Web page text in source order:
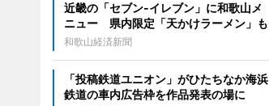
近畿の「セブン-イレブン」に和歌山メ
ニュー 県内限定「天かけラーメン」も
和歌山経済新聞
「投稿鉄道ユニオン」がひたちなか海浜
鉄道の車内広告枠を作品発表の場に